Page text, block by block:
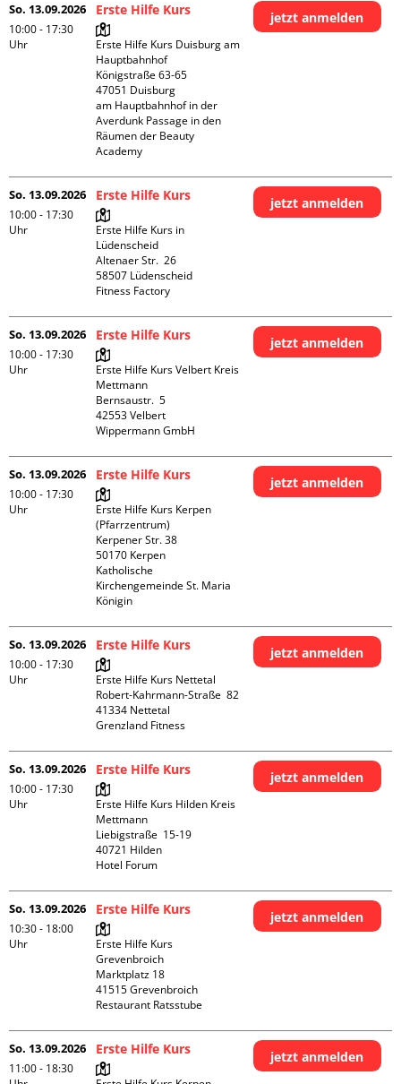
So. 13.09.2026
10:00 - 17:30
Uhr
Erste Hilfe Kurs
Erste Hilfe Kurs Duisburg am
Hauptbahnhof
Königstraße 63-65
47051 Duisburg
am Hauptbahnhof in der
Averdunk Passage in den
Räumen der Beauty
Academy
jetzt anmelden
So. 13.09.2026
10:00 - 17:30
Uhr
Erste Hilfe Kurs
Erste Hilfe Kurs in
Lüdenscheid
Altenaer Str.  26
58507 Lüdenscheid
Fitness Factory
jetzt anmelden
So. 13.09.2026
10:00 - 17:30
Uhr
Erste Hilfe Kurs
Erste Hilfe Kurs Velbert Kreis
Mettmann
Bernsaustr.  5
42553 Velbert
Wippermann GmbH
jetzt anmelden
So. 13.09.2026
10:00 - 17:30
Uhr
Erste Hilfe Kurs
Erste Hilfe Kurs Kerpen
(Pfarrzentrum)
Kerpener Str. 38
50170 Kerpen
Katholische
Kirchengemeinde St. Maria
Königin
jetzt anmelden
So. 13.09.2026
10:00 - 17:30
Uhr
Erste Hilfe Kurs
Erste Hilfe Kurs Nettetal
Robert-Kahrmann-Straße  82
41334 Nettetal
Grenzland Fitness
jetzt anmelden
So. 13.09.2026
10:00 - 17:30
Uhr
Erste Hilfe Kurs
Erste Hilfe Kurs Hilden Kreis
Mettmann
Liebigstraße  15-19
40721 Hilden
Hotel Forum
jetzt anmelden
So. 13.09.2026
10:30 - 18:00
Uhr
Erste Hilfe Kurs
Erste Hilfe Kurs
Grevenbroich
Marktplatz 18
41515 Grevenbroich
Restaurant Ratsstube
jetzt anmelden
So. 13.09.2026
11:00 - 18:30
Erste Hilfe Kurs jetzt anmelden